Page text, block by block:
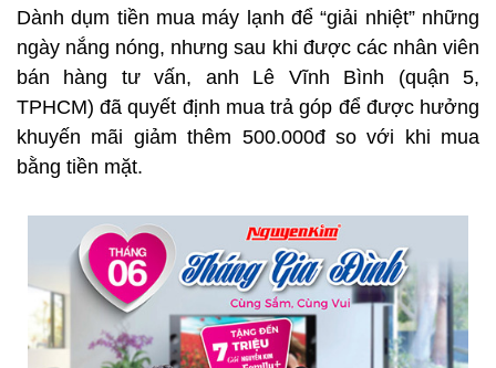
Dành dụm tiền mua máy lạnh để “giải nhiệt” những
ngày nắng nóng, nhưng sau khi được các nhân viên
bán hàng tư vấn, anh Lê Vĩnh Bình (quận 5,
TPHCM) đã quyết định mua trả góp để được hưởng
khuyến mãi giảm thêm 500.000đ so với khi mua
bằng tiền mặt.